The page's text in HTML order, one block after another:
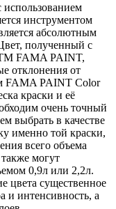
инструментом
абсолютным
полученный с
FAMA PAINT,
отклонения от
FAMA PAINT Color
краски и её
очень точный
выбрать в качестве
именно той краски,
всего объема
могут
0,9л или 2,2л.
цвета существенное
и интенсивность, а